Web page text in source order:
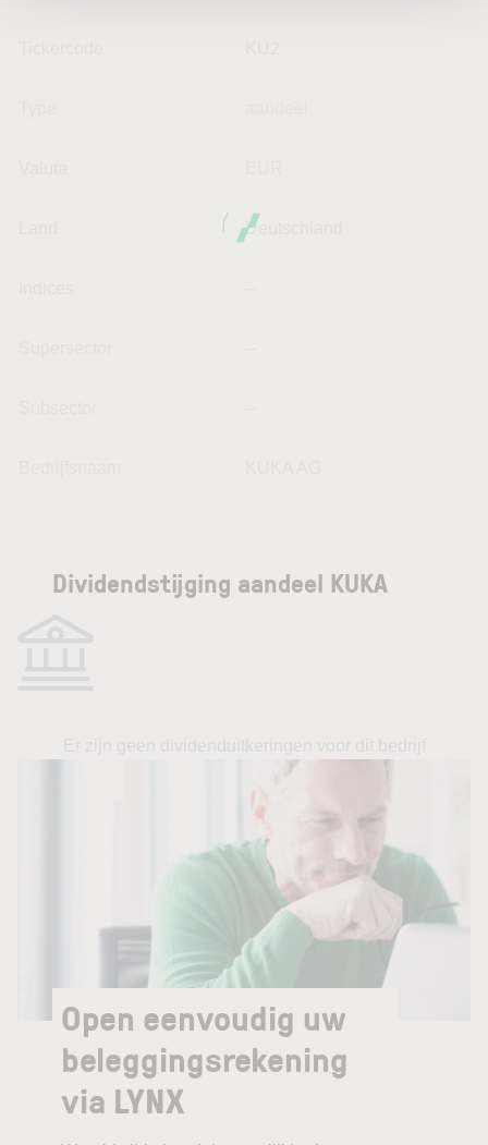
Deutschland
Dividendstijging aandeel KUKA
Open eenvoudig uw
beleggingsrekening
via LYNX